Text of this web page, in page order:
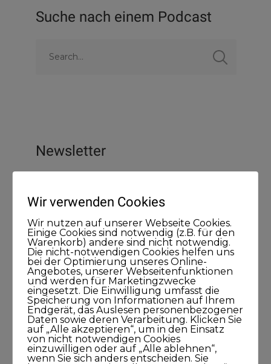
Suche nach einem Podcast
Newsletter
Wir verwenden Cookies
Wir nutzen auf unserer Webseite Cookies.
Einige Cookies sind notwendig (z.B. für den
Warenkorb) andere sind nicht notwendig.
Die nicht-notwendigen Cookies helfen uns
bei der Optimierung unseres Online-
Angebotes, unserer Webseitenfunktionen
und werden für Marketingzwecke
eingesetzt. Die Einwilligung umfasst die
Speicherung von Informationen auf Ihrem
Endgerät, das Auslesen personenbezogener
Daten sowie deren Verarbeitung. Klicken Sie
auf „Alle akzeptieren“, um in den Einsatz
von nicht notwendigen Cookies
einzuwilligen oder auf „Alle ablehnen“,
wenn Sie sich anders entscheiden. Sie